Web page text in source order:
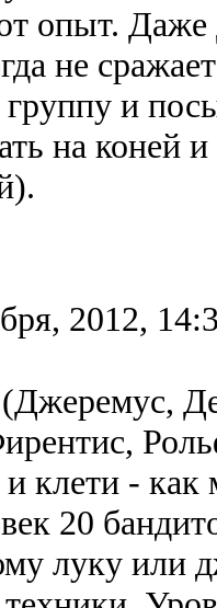
опыт. Даже
не
и
на коней
2012,
(Джеремус,
клети -
20
луку или